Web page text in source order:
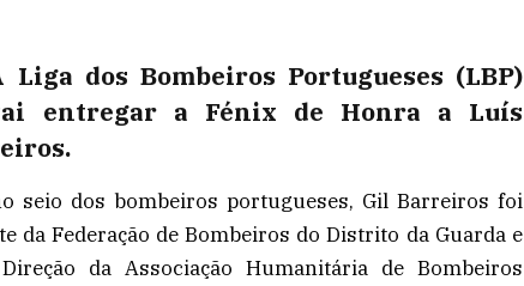
Liga dos Bombeiros Portugueses (LBP)
entregar a Fénix de Honra a Luís
seio dos bombeiros portugueses, Gil Barreiros foi
da Federação de Bombeiros do Distrito da Guarda e
da Associação Humanitária de Bombeiros